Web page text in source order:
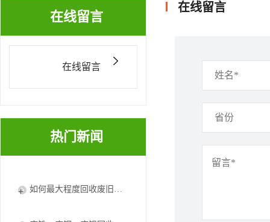
在线留言
在线留言
热门新闻
如何最大程度回收废旧电器废铜？
在线留言